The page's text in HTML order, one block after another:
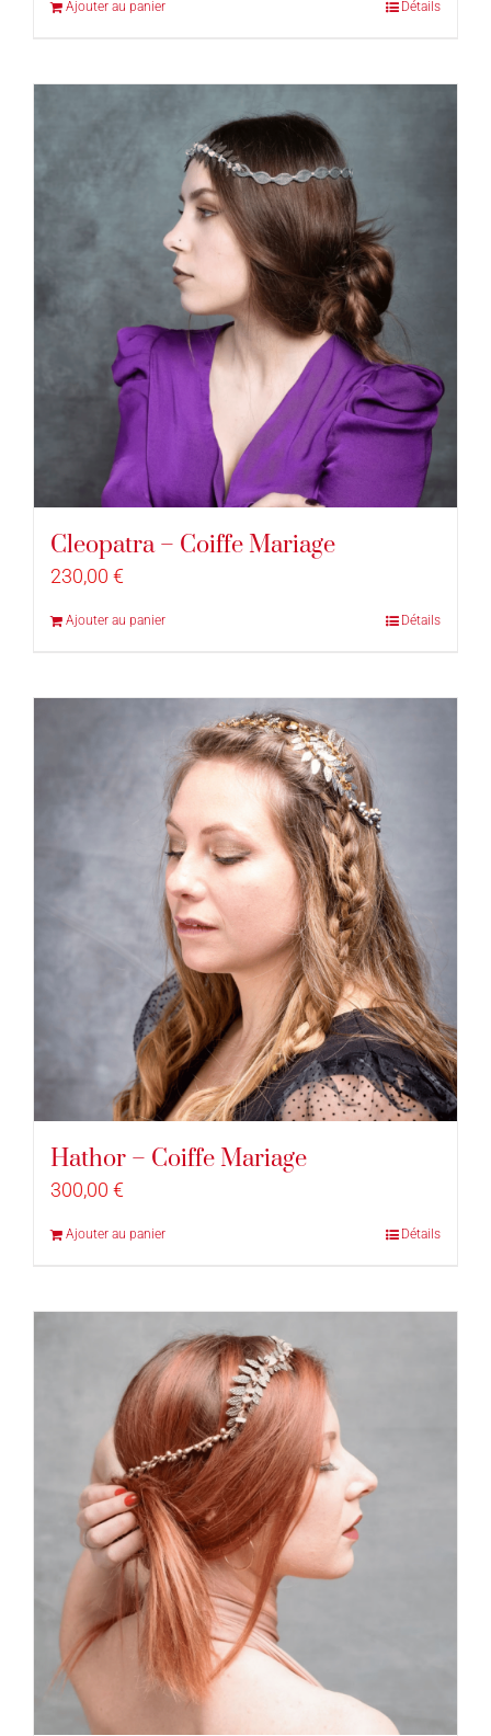
Ajouter au panier Détails
Cleopatra – Coiffe Mariage
230,00 €
Ajouter au panier Détails
Hathor – Coiffe Mariage
300,00 €
Ajouter au panier Détails